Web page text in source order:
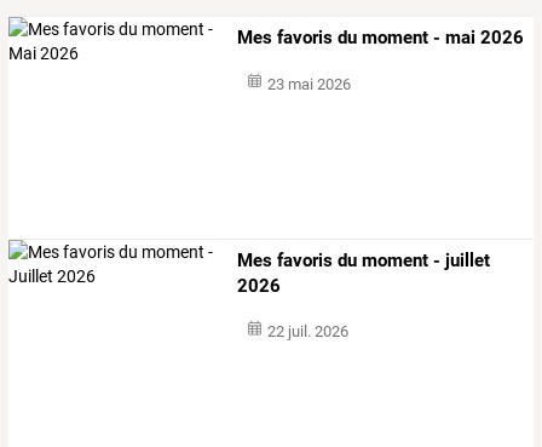
Mes favoris du moment - mai 2026
23 mai 2026
Mes favoris du moment - juillet
2026
22 juil. 2026